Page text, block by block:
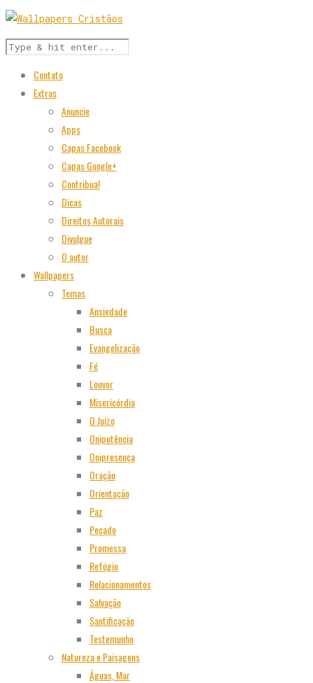
Contato
Extras
Anuncie
Apps
Capas Facebook
Capas Google+
Contribua!
Dicas
Direitos Autorais
Divulgue
O autor
Wallpapers
Temas
Ansiedade
Busca
Evangelização
Fé
Louvor
Misericórdia
O Juízo
Onipotência
Onipresença
Oração
Orientação
Paz
Pecado
Promessa
Refúgio
Relacionamentos
Salvação
Santificação
Testemunho
Natureza e Paisagens
Águas, Mar